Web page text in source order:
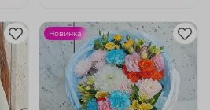
Новинка